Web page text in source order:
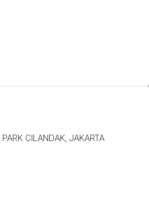
CILANDAK, JAKARTA